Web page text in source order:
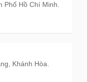
Phố Hồ Chí Minh.
Khánh Hòa.